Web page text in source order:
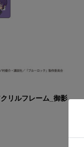
リルフレーム_御影